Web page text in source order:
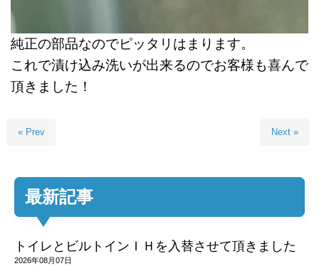
純正の部品なのでピッタリはまります。
これで漬け込み洗いが出来るのでお客様も喜んで
頂きました！
« Prev Next »
最新記事
トイレとビルトインＩＨを入替させて頂きました
2026年08月07日